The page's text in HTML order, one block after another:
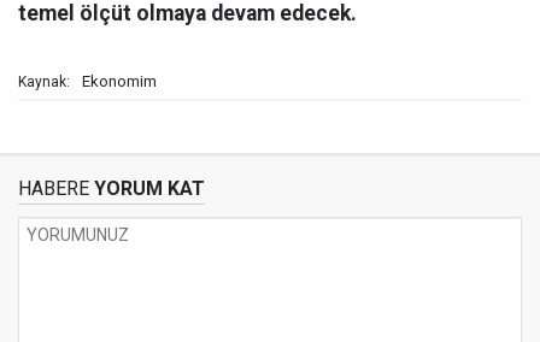
temel ölçüt olmaya devam edecek.
Kaynak: Ekonomim
HABERE YORUM KAT